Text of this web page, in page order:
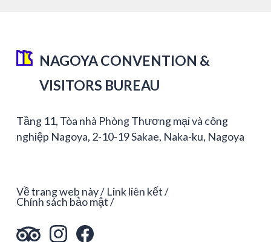
NAGOYA CONVENTION &
VISITORS BUREAU
Tầng 11, Tòa nhà Phòng Thương mại và công
nghiệp Nagoya, 2-10-19 Sakae, Naka-ku, Nagoya
Về trang web này Link liên kết
Chính sách bảo mật